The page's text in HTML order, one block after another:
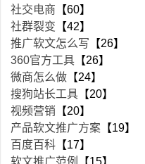
社交电商 【60】
社群裂变 【42】
推广软文怎么写 【26】
360官方工具 【26】
微商怎么做 【24】
搜狗站长工具 【20】
视频营销 【20】
产品软文推广方案 【19】
百度百科 【17】